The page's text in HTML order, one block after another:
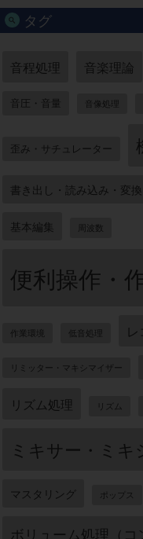
タグ
音程処理 音楽理論
音圧・音量 音像処理
歪み・サチュレーター
書き出し・読み込み・変換
基本編集 周波数
便利操作・
作業環境 低音処理
リミッター・マキシマイザー
リズム処理 リズム
ミキサー・ミキ
マスタリング ポップス
ボリューム処理（コ